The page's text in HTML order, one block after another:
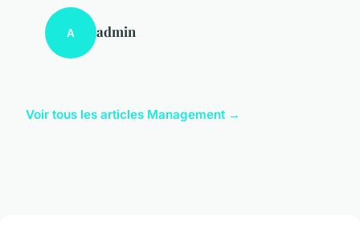
A admin
Voir tous les articles Management →